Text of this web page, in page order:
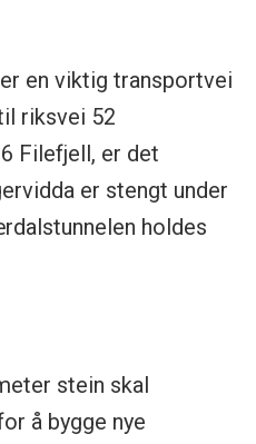
en viktig transportvei
riksvei 52
Filefjell, er det
er stengt under
holdes
stein skal
å bygge nye